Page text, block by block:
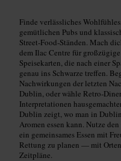
Finde verlässliches
gemütlichen Pubs und
Street‑Food‑Ständen. Mach
dem Ilac Centre für
Speisekarten, die nach einer
genau ins Schwarze treffen.
Nachwirkungen der letzten
Dublin, oder wähle
Interpretationen
Dublin zeigt, wo man in
Aromen essen kann. Nutze
ein gemeinsames Essen mit
Rettung zu planen — mit
Zeitpläne.